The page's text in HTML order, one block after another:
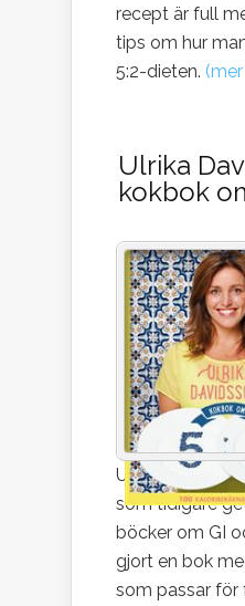
recept är full
tips om hur
5:2-dieten. (mer
Ulrika
kokbok
Ulrika
som tidigare
böcker om GI
gjort en bok
som passar för